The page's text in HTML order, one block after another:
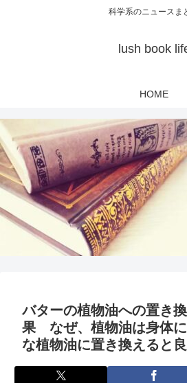
科学系のニュースま
lush book
HOME
バターの植物油への置き
果 なぜ、植物油は身体
な植物油に置き換えると